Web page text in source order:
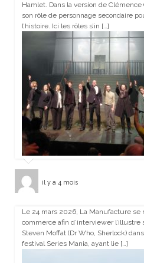
Hamlet. Dans la version de
son rôle de personnage secondaire
l’histoire. Ici les rôles s’in […]
il y a 4 mois
Le 24 mars 2026, La Manufacture se
commerce afin d’interviewer
Steven Moffat (Dr Who, Sherlock)
festival Series Mania, ayant lie […]